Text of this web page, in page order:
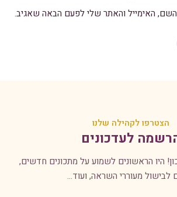
האימייל והאתר שלי לפעם הבאה שאגיב.
הצטרפו לקהילה שלנו
לעדכונים
היו הראשונים לשמוע על מתכונים חדשים,
לבישול מעוררי השראה, ועוד...